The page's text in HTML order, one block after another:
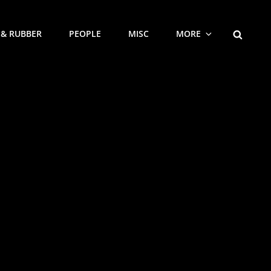
RUBBER PEOPLE MISC MORE